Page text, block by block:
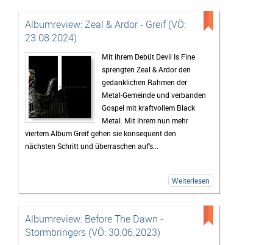
Albumreview: Zeal & Ardor - Greif (VÖ:
23.08.2024)
Mit ihrem Debüt Devil Is Fine
sprengten Zeal & Ardor den
gedanklichen Rahmen der
Metal-Gemeinde und verbanden
Gospel mit kraftvollem Black
Metal. Mit ihrem nun mehr
viertem Album Greif gehen sie konsequent den
nächsten Schritt und überraschen auf's...
Weiterlesen
Albumreview: Before The Dawn -
Stormbringers (VÖ: 30.06.2023)